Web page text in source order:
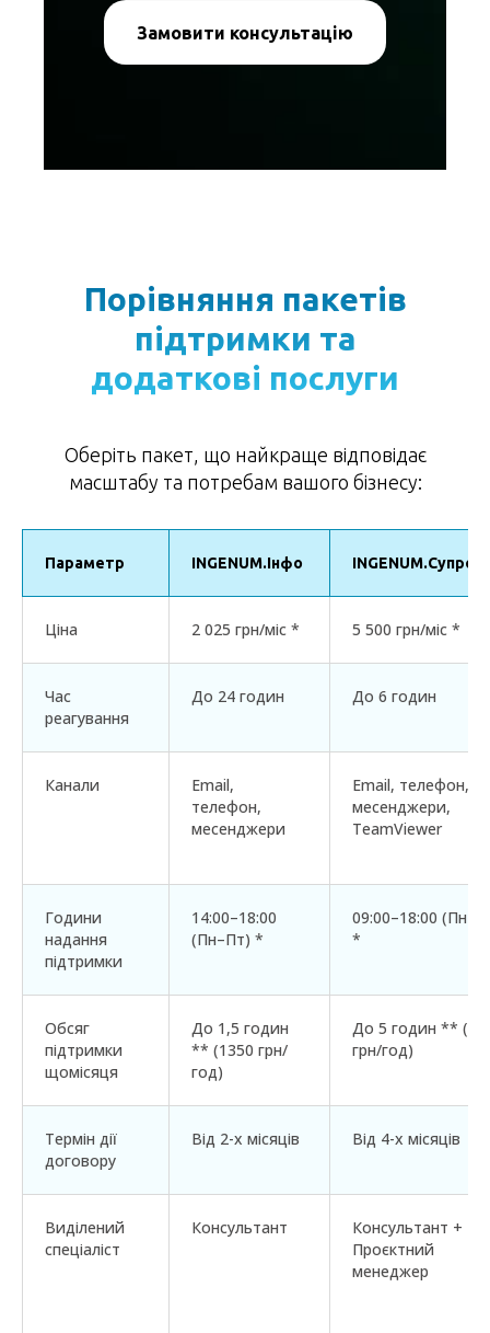
Замовити консультацію
Порівняння пакетів
підтримки та
додаткові послуги
Оберіть пакет, що найкраще відповідає
масштабу та потребам вашого бізнесу:
Параметр INGENUM.Інфо
Ціна 2 025 грн/міс * 5 500 грн/міс *
Час
реагування
До 24 годин До 6 годин
Канали
Email,
телефон,
месенджери
Email, телефон,
месенджери,
TeamViewer
Години
надання
підтримки
14:00–18:00
(Пн–Пт) *
09:00–18:00
*
Обсяг
підтримки
щомісяця
До 1,5 годин
** (1350 грн/
год)
До 5 годин **
грн/год)
Термін дії
договору
Від 2-х місяців Від 4-х місяців
Виділений
спеціаліст
Консультант
Консультант +
Проєктний
менеджер